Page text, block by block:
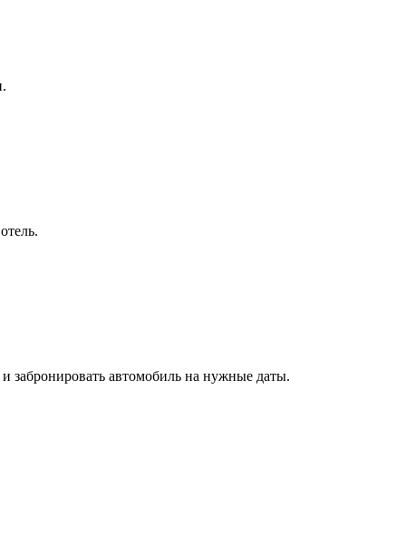
забронировать автомобиль на нужные даты.